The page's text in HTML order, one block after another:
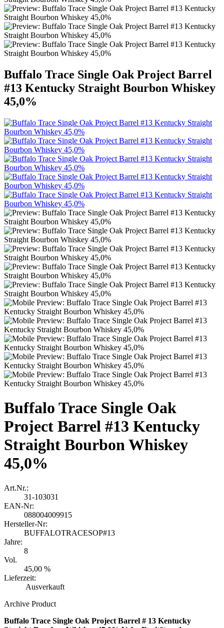
Buffalo Trace Single Oak Project Barrel
#13 Kentucky Straight Bourbon Whiskey
45,0%
Buffalo Trace Single Oak
Project Barrel #13 Kentucky
Straight Bourbon Whiskey
45,0%
Art.Nr.:
31-103031
EAN-Nr:
088004009915
Hersteller-Nr:
BUFFALOTRACESOP#13
Jahre:
8
Vol.
45,00 %
Lieferzeit:
Ausverkauft
Archive Product
Buffalo Trace Single Oak Project Barrel # 13 Kentucky